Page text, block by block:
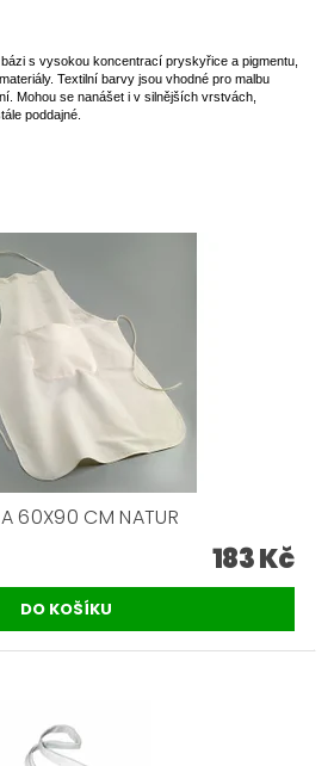
s vysokou koncentrací pryskyřice a pigmentu,
Textilní barvy jsou vhodné pro malbu
Mohou se nanášet i v silnějších vrstvách,
poddajné.
60X90 CM NATUR
183 Kč